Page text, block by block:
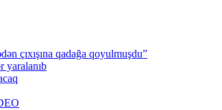
çıxışına qadağa qoyulmuşdu”
yaralanıb